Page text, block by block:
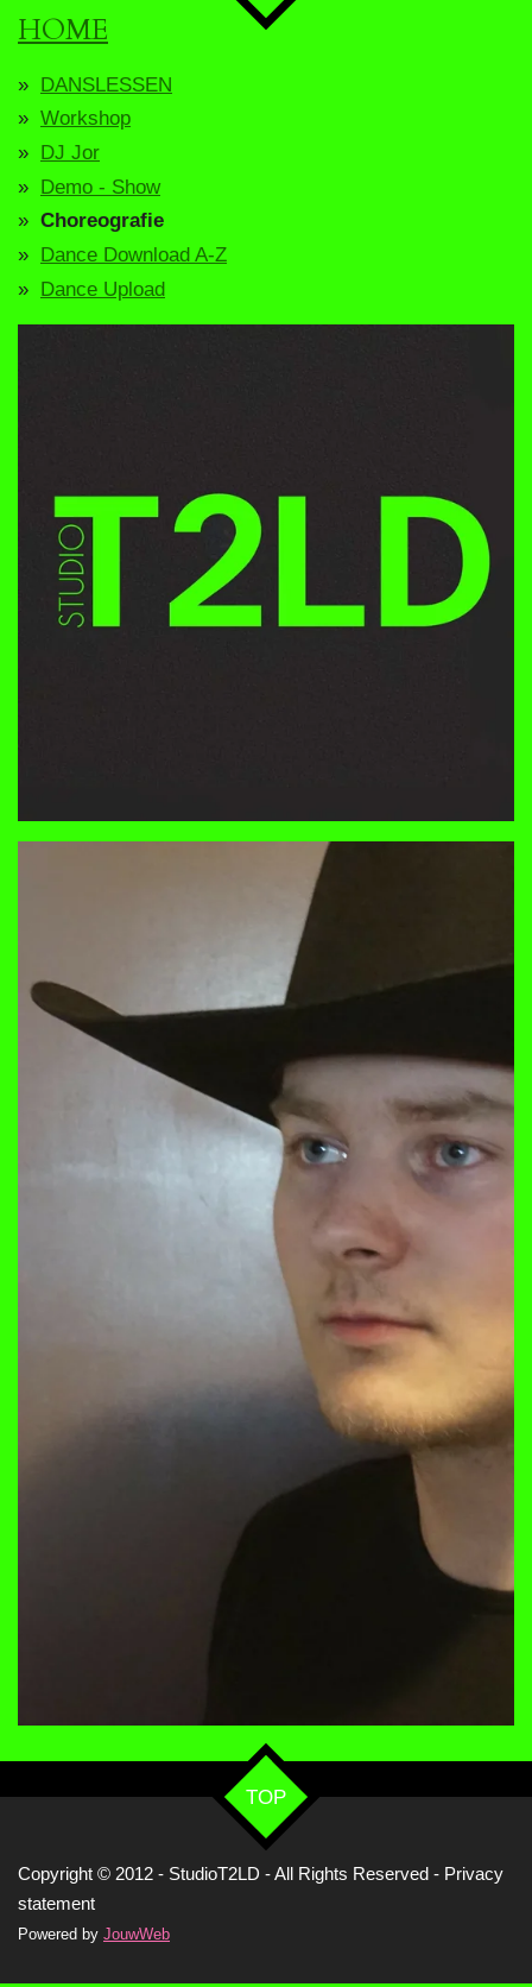
HOME
DANSLESSEN
Workshop
DJ Jor
Demo - Show
Choreografie
Dance Download A-Z
Dance Upload
TOP
Copyright © 2012 - StudioT2LD - All Rights Reserved - Privacy
statement
Powered by JouwWeb